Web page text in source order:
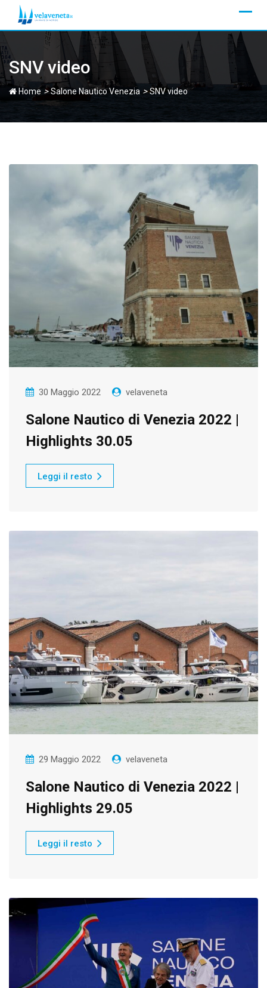
SNV video
Home >Salone Nautico Venezia >SNV video
30 Maggio 2022 velaveneta
Salone Nautico di Venezia 2022 |
Highlights 30.05
Leggi il resto
29 Maggio 2022 velaveneta
Salone Nautico di Venezia 2022 |
Highlights 29.05
Leggi il resto